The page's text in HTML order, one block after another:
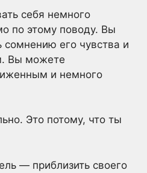
себя немного
по этому поводу. Вы
его чувства и
Вы можете
и немного
Это потому, что ты
— приблизить своего